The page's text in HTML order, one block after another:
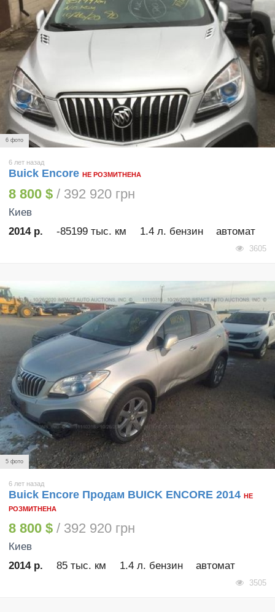
6 фото
6 лет назад
Buick Encore НЕ РОЗМИТНЕНА
8 800 $ / 392 920 грн
Киев
2014 р.
-85199 тыс. км 1.4 л. бензин автомат
3605
5 фото
6 лет назад
Buick Encore Продам BUICK ENCORE 2014 НЕ
РОЗМИТНЕНА
8 800 $ / 392 920 грн
Киев
2014 р.
85 тыс. км 1.4 л. бензин автомат
3505